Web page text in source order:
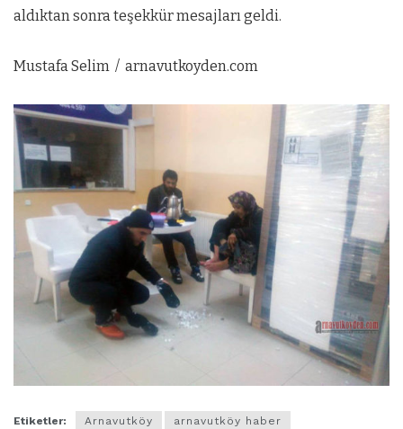
aldıktan sonra teşekkür mesajları geldi.
Mustafa Selim / arnavutkoyden.com
Etiketler: Arnavutköy
arnavutköy haber